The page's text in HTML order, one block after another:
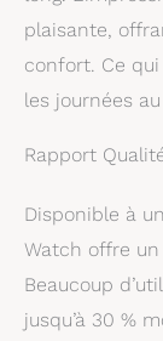
plaisante,
confort. Ce
les journées
Rapport
Disponible à
Watch offre
Beaucoup
jusqu’à 30 %